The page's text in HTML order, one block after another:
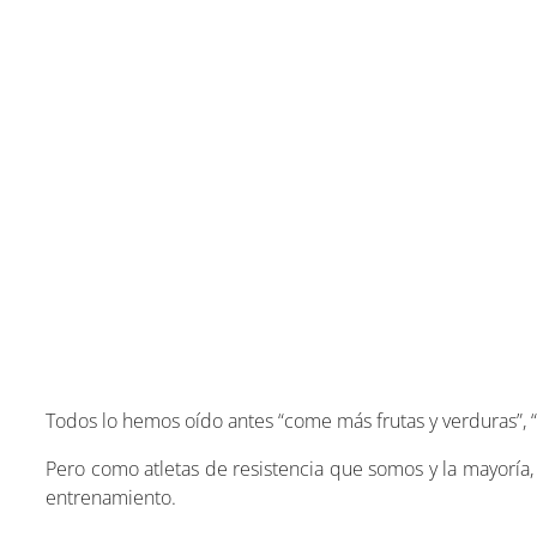
Todos lo hemos oído antes “come más frutas y verduras”,
Pero como atletas de resistencia que somos y la
entrenamiento.